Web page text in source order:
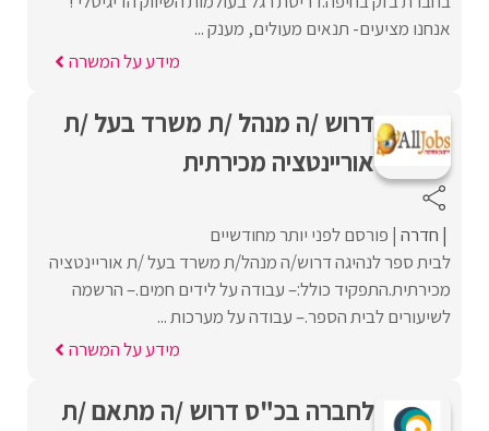
אנחנו מציעים- תנאים מעולים, מענק ...
מידע על המשרה
דרוש /ה מנהל /ת משרד בעל /ת
אוריינטציה מכירתית
חדרה פורסם לפני יותר מחודשיים
לבית ספר לנהיגה דרוש/ה מנהל/ת משרד בעל /ת אוריינטציה
מכירתית.התפקיד כולל:– עבודה על לידים חמים.– הרשמה
לשיעורים לבית הספר.– עבודה על מערכות ...
מידע על המשרה
לחברה בכ"ס דרוש /ה מתאם /ת